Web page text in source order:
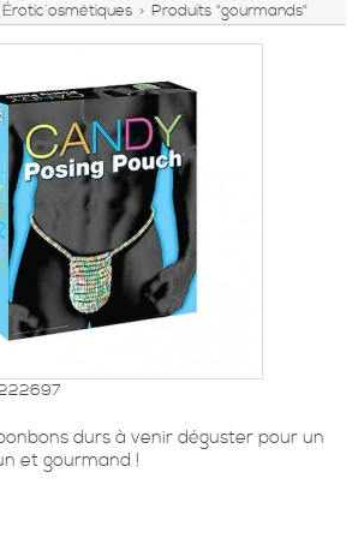
Érotic´osmétiques > Produits "gourmands"
durs à venir déguster pour un
et gourmand !